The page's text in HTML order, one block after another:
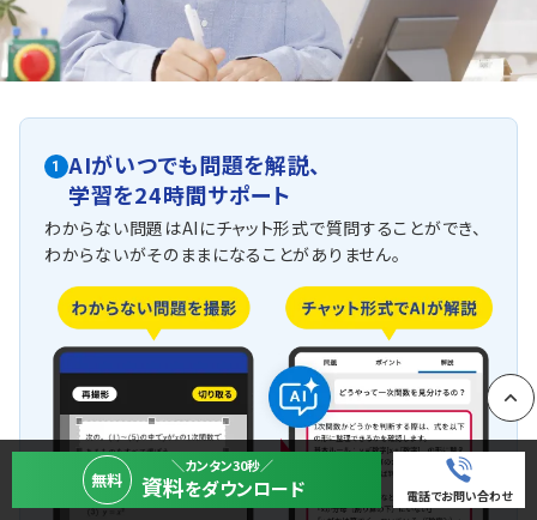
1
AIがいつでも問題を解説、
学習を24時間サポート
わからない問題はAIにチャット形式で質問することができ、
わからないがそのままになることがありません。
無料
＼カンタン30秒／
資料をダウンロード 電話でお問い合わせ